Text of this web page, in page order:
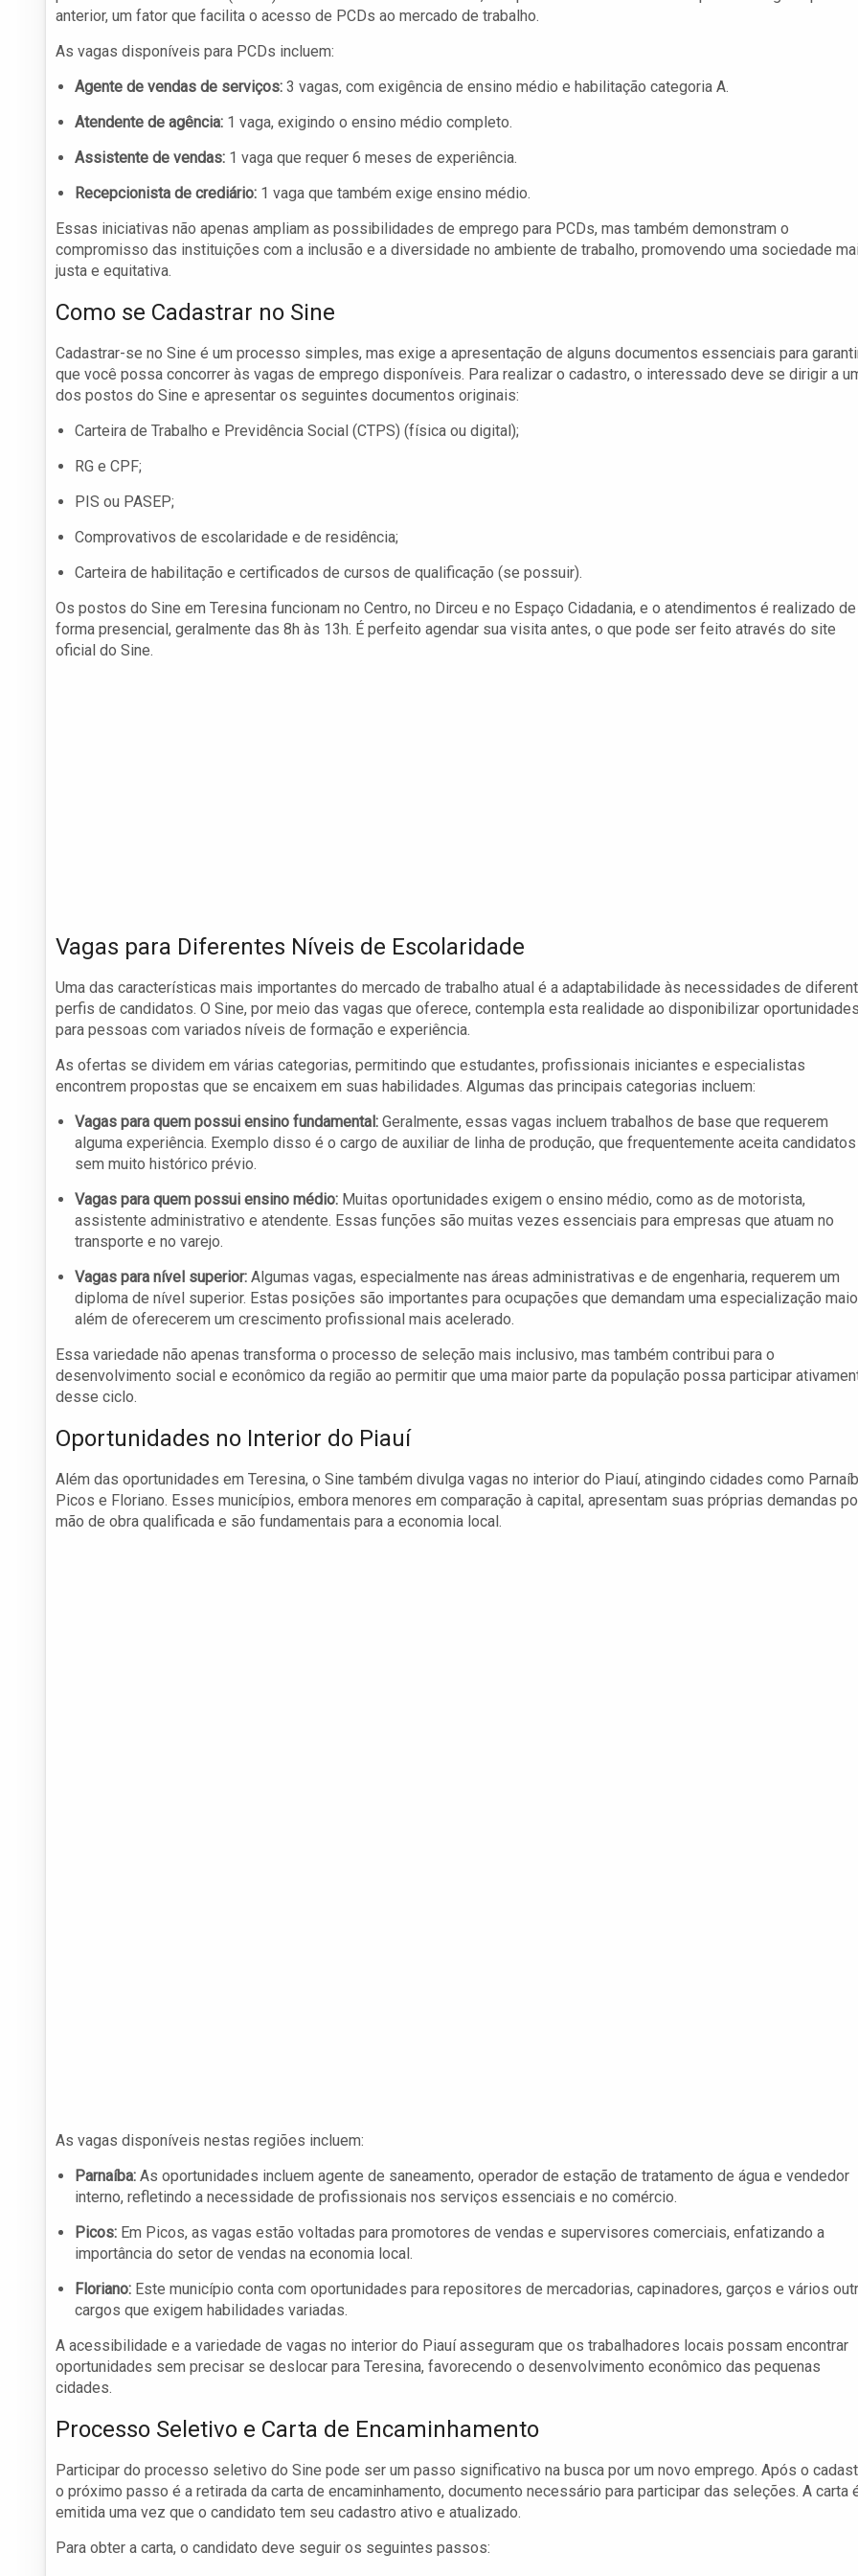
anterior, um fator que facilita o acesso de PCDs ao mercado de trabalho.
As vagas disponíveis para PCDs incluem:
Agente de vendas de serviços: 3 vagas, com exigência de ensino médio e habilitação categoria A.
Atendente de agência: 1 vaga, exigindo o ensino médio completo.
Assistente de vendas: 1 vaga que requer 6 meses de experiência.
Recepcionista de crediário: 1 vaga que também exige ensino médio.
Essas iniciativas não apenas ampliam as possibilidades de emprego para PCDs, mas também demonstram o
compromisso das instituições com a inclusão e a diversidade no ambiente de trabalho, promovendo uma sociedade
justa e equitativa.
Como se Cadastrar no Sine
Cadastrar-se no Sine é um processo simples, mas exige a apresentação de alguns documentos essenciais para
que você possa concorrer às vagas de emprego disponíveis. Para realizar o cadastro, o interessado deve se dirigir a
dos postos do Sine e apresentar os seguintes documentos originais:
Carteira de Trabalho e Previdência Social (CTPS) (física ou digital);
RG e CPF;
PIS ou PASEP;
Comprovativos de escolaridade e de residência;
Carteira de habilitação e certificados de cursos de qualificação (se possuir).
Os postos do Sine em Teresina funcionam no Centro, no Dirceu e no Espaço Cidadania, e o atendimentos é realizado de
forma presencial, geralmente das 8h às 13h. É perfeito agendar sua visita antes, o que pode ser feito através do site
oficial do Sine.
Vagas para Diferentes Níveis de Escolaridade
Uma das características mais importantes do mercado de trabalho atual é a adaptabilidade às necessidades de
perfis de candidatos. O Sine, por meio das vagas que oferece, contempla esta realidade ao disponibilizar oportunidades
para pessoas com variados níveis de formação e experiência.
As ofertas se dividem em várias categorias, permitindo que estudantes, profissionais iniciantes e especialistas
encontrem propostas que se encaixem em suas habilidades. Algumas das principais categorias incluem:
Vagas para quem possui ensino fundamental: Geralmente, essas vagas incluem trabalhos de base que requerem
alguma experiência. Exemplo disso é o cargo de auxiliar de linha de produção, que frequentemente aceita candidatos
sem muito histórico prévio.
Vagas para quem possui ensino médio: Muitas oportunidades exigem o ensino médio, como as de motorista,
assistente administrativo e atendente. Essas funções são muitas vezes essenciais para empresas que atuam no
transporte e no varejo.
Vagas para nível superior: Algumas vagas, especialmente nas áreas administrativas e de engenharia, requerem um
diploma de nível superior. Estas posições são importantes para ocupações que demandam uma especialização
além de oferecerem um crescimento profissional mais acelerado.
Essa variedade não apenas transforma o processo de seleção mais inclusivo, mas também contribui para o
desenvolvimento social e econômico da região ao permitir que uma maior parte da população possa participar
desse ciclo.
Oportunidades no Interior do Piauí
Além das oportunidades em Teresina, o Sine também divulga vagas no interior do Piauí, atingindo cidades como
Picos e Floriano. Esses municípios, embora menores em comparação à capital, apresentam suas próprias demandas
mão de obra qualificada e são fundamentais para a economia local.
As vagas disponíveis nestas regiões incluem:
Parnaíba: As oportunidades incluem agente de saneamento, operador de estação de tratamento de água e vendedor
interno, refletindo a necessidade de profissionais nos serviços essenciais e no comércio.
Picos: Em Picos, as vagas estão voltadas para promotores de vendas e supervisores comerciais, enfatizando a
importância do setor de vendas na economia local.
Floriano: Este município conta com oportunidades para repositores de mercadorias, capinadores, garços e vários
cargos que exigem habilidades variadas.
A acessibilidade e a variedade de vagas no interior do Piauí asseguram que os trabalhadores locais possam encontrar
oportunidades sem precisar se deslocar para Teresina, favorecendo o desenvolvimento econômico das pequenas
cidades.
Processo Seletivo e Carta de Encaminhamento
Participar do processo seletivo do Sine pode ser um passo significativo na busca por um novo emprego. Após o
o próximo passo é a retirada da carta de encaminhamento, documento necessário para participar das seleções. A carta
emitida uma vez que o candidato tem seu cadastro ativo e atualizado.
Para obter a carta, o candidato deve seguir os seguintes passos: